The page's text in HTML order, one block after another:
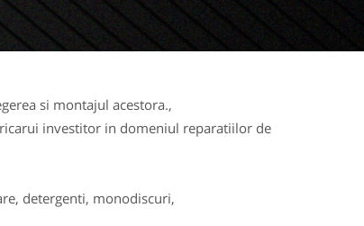
si montajul acestora.,
investitor in domeniul reparatiilor de
detergenti, monodiscuri,